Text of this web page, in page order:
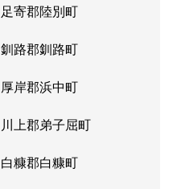
足寄郡陸別町
釧路郡釧路町
厚岸郡浜中町
川上郡弟子屈町
白糠郡白糠町